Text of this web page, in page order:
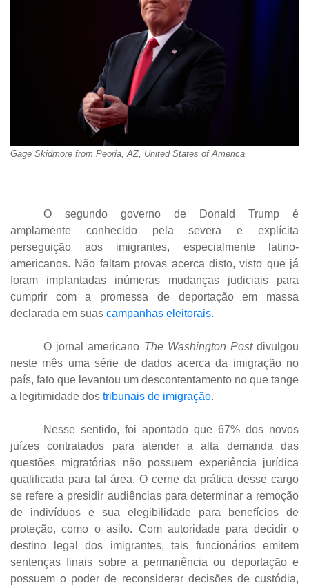
Gage Skidmore from Peoria, AZ, United States of America
O segundo governo de Donald Trump é
amplamente conhecido pela severa e explícita
perseguição aos imigrantes, especialmente latino-
americanos. Não faltam provas acerca disto, visto que já
foram implantadas inúmeras mudanças judiciais para
cumprir com a promessa de deportação em massa
declarada em suas campanhas eleitorais.
O jornal americano The Washington Postdivulgou
neste mês uma série de dados acerca da imigração no
país, fato que levantou um descontentamento no que tange
a legitimidade dos tribunais de imigração.
Nesse sentido, foi apontado que 67% dos novos
juízes contratados para atender a alta demanda das
questões migratórias não possuem experiência jurídica
qualificada para tal área. O cerne da prática desse cargo
se refere a presidir audiências para determinar a remoção
de indivíduos e sua elegibilidade para benefícios de
proteção, como o asilo. Com autoridade para decidir o
destino legal dos imigrantes, tais funcionários emitem
sentenças finais sobre a permanência ou deportação e
possuem o poder de reconsiderar decisões de custódia,